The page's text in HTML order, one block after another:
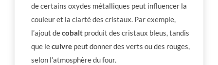
de certains oxydes métalliques peut influencer la
couleur et la clarté des cristaux. Par exemple,
l’ajout decobalt produit des cristaux bleus, tandis
que lecuivre peut donner des verts ou des rouges,
selon l’atmosphère du four.